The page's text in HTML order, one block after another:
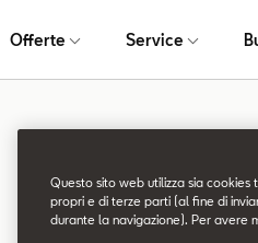
Offerte Service
Pagina non
Questo sito web utilizza sia
propri e di terze parti (al fine di
durante la navigazione). Per avere